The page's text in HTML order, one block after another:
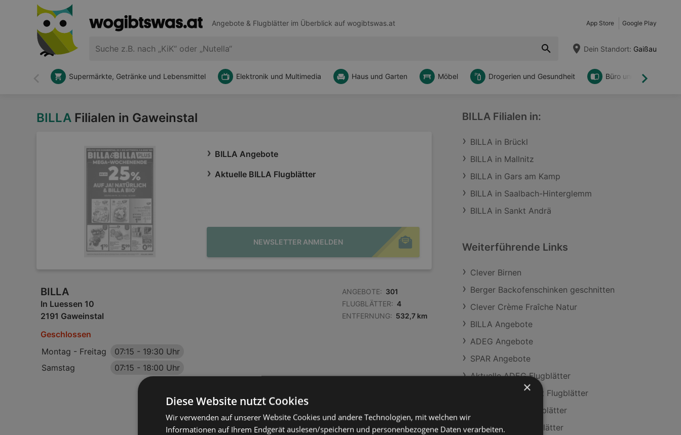
Angebote & Flugblätter im Überblick auf wogibtswas.at App Store Google Play
Dein Standort: Gaißau
Zurück Weiter
Supermärkte, Getränke und Lebensmittel Elektronik und Multimedia Haus und Garten Möbel Drogerien und Gesundheit Büro und DIY
BILLA Filialen in Gaweinstal
BILLA Angebote
Aktuelle BILLA Flugblätter
NEWSLETTER ANMELDEN
BILLA
In Luessen 10
2191 Gaweinstal
ANGEBOTE: 301
FLUGBLÄTTER: 4
ENTFERNUNG: 532,7 km
Geschlossen
Montag - Freitag
07:15 - 19:30 Uhr
Samstag
07:15 - 18:00 Uhr
BILLA Filialen in:
BILLA in Brückl
BILLA in Mallnitz
BILLA in Gars am Kamp
BILLA in Saalbach-Hinterglemm
BILLA in Sankt Andrä
Weiterführende Links
Clever Birnen
Berger Backofenschinken geschnitten
Clever Crème Fraîche Natur
BILLA Angebote
ADEG Angebote
SPAR Angebote
Aktuelle ADEG Flugblätter
Aktuelle Maximarkt Flugblätter
Aktuelle NÖM Flugblätter
Aktuelle T&G Flugblätter
×
Diese Website nutzt Cookies
Wir verwenden auf unserer Website Cookies und andere Technologien, mit welchen wir
Informationen auf Ihrem Endgerät auslesen/speichern und personenbezogene Daten verarbeiten.